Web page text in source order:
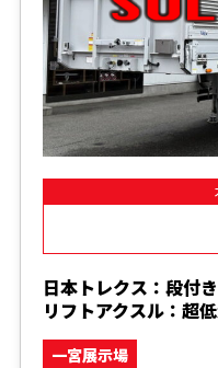
日本トレクス：段付
リフトアクスル：超
一宮展示場